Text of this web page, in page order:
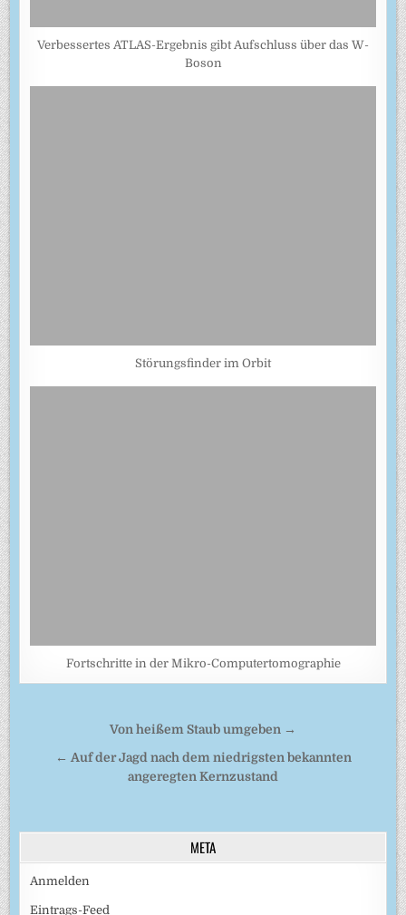
Verbessertes ATLAS-Ergebnis gibt Aufschluss über das W-
Boson
Störungsfinder im Orbit
Fortschritte in der Mikro-Computertomographie
Beitragsnavigation
Von heißem Staub umgeben →
← Auf der Jagd nach dem niedrigsten bekannten
angeregten Kernzustand
META
Anmelden
Eintrags-Feed